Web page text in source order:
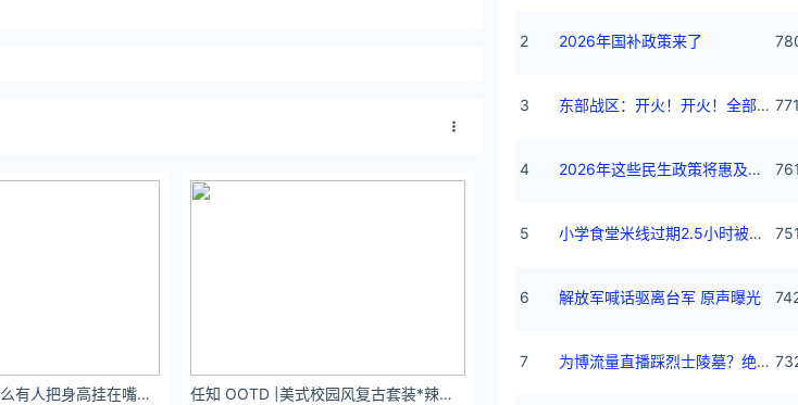
ToTo：坠了 为什么有人把身高挂在嘴边啊（171） 任知 OOTD |美式校园风复古套装*辣妹穿搭
2 2026年国补政策来了
3 东部战区：开火！开火！全部命中！
4 2026年这些民生政策将惠及百姓
5 小学食堂米线过期2.5小时被罚5万
6 解放军喊话驱离台军 原声曝光
7 为博流量直播踩烈士陵墓？绝不姑息